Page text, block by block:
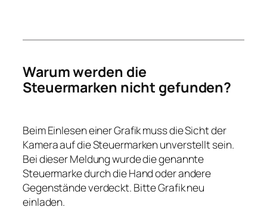
Warum werden die
Steuermarken nicht gefunden?
Beim Einlesen einer Grafik muss die Sicht der
Kamera auf die Steuermarken unverstellt sein.
Bei dieser Meldung wurde die genannte
Steuermarke durch die Hand oder andere
Gegenstände verdeckt. Bitte Grafik neu
einladen.